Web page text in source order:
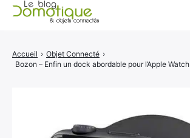
Accueil › Objet Connecté ›
Bozon – Enfin un dock abordable pour l’Apple Watch
Catégories